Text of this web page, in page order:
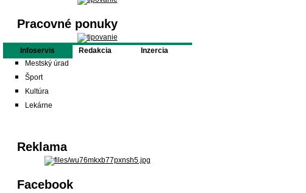
Pracovné ponuky
Infoservis Redakcia
Inzercia
Mestský úrad
Šport
Kultúra
Lekárne
Reklama
Facebook